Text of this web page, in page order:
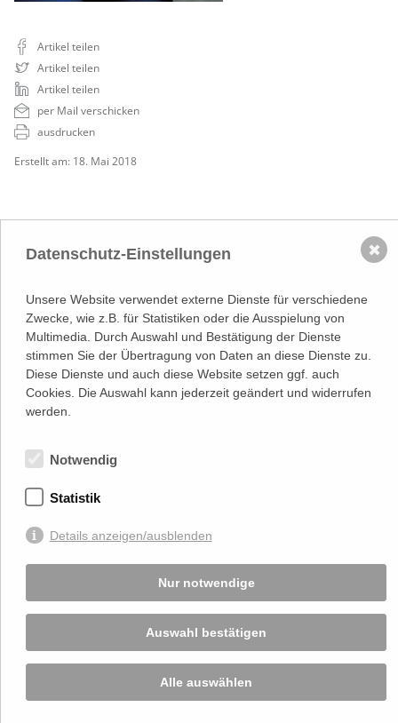
Artikel teilen
Artikel teilen
Artikel teilen
per Mail verschicken
ausdrucken
Erstellt am: 18. Mai 2018
NACH OBEN
Österreichischer
Adresse
Lassallestraße 7a, Unit 5, Top 101-
1
1020 Wien
(–>Google Maps)
UID Nr.: ATU50691602
Stets up-to-date:
Von Ihnen bekannt gegebene persönlichen Daten werden zu Marketingzwecken
Beast Communications - www.beast.at Impressum / Disclaimer / Datenschutzerklärung
Datenschutz-Einstellungen
Unsere Website verwendet externe Dienste für verschiedene
Zwecke, wie z.B. für Statistiken oder die Ausspielung von
Multimedia. Durch Auswahl und Bestätigung der Dienste
stimmen Sie der Übertragung von Daten an diese Dienste zu.
Diese Dienste und auch diese Website setzen ggf. auch
Cookies. Die Auswahl kann jederzeit geändert und widerrufen
werden.
Notwendig
Statistik
Details anzeigen/ausblenden
Nur notwendige
Auswahl bestätigen
Alle auswählen
✖